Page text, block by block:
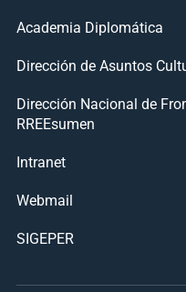
Academia Diplomática
Dirección de Asuntos
Dirección Nacional de
RREEsumen
Intranet
Webmail
SIGEPER